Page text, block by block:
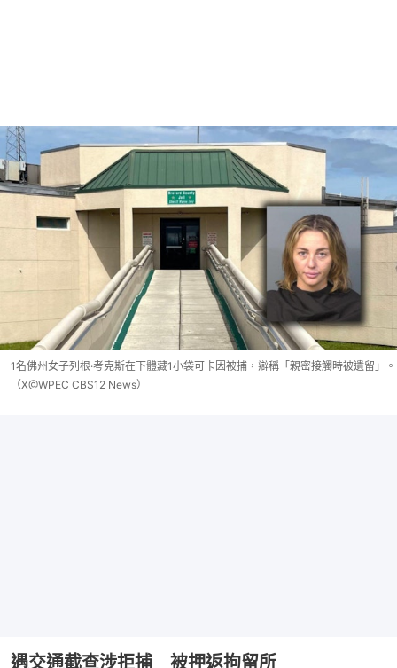
1名佛州女子列根·考克斯在下體藏1小袋可卡因被捕，辯稱「親密接觸時被遺留」。
（X@WPEC CBS12 News）
遇交通截查涉拒捕 被押返拘留所